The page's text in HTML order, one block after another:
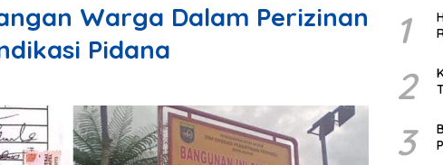
Warga Dalam Perizinan
Pidana
1
2
3